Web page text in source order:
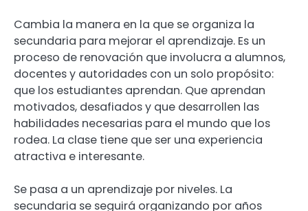
Cambia la manera en la que se organiza la
secundaria para mejorar el aprendizaje. Es un
proceso de renovación que involucra a alumnos,
docentes y autoridades con un solo propósito:
que los estudiantes aprendan. Que aprendan
motivados, desafiados y que desarrollen las
habilidades necesarias para el mundo que los
rodea. La clase tiene que ser una experiencia
atractiva e interesante.
Se pasa a un aprendizaje por niveles. La
secundaria se seguirá organizando por años